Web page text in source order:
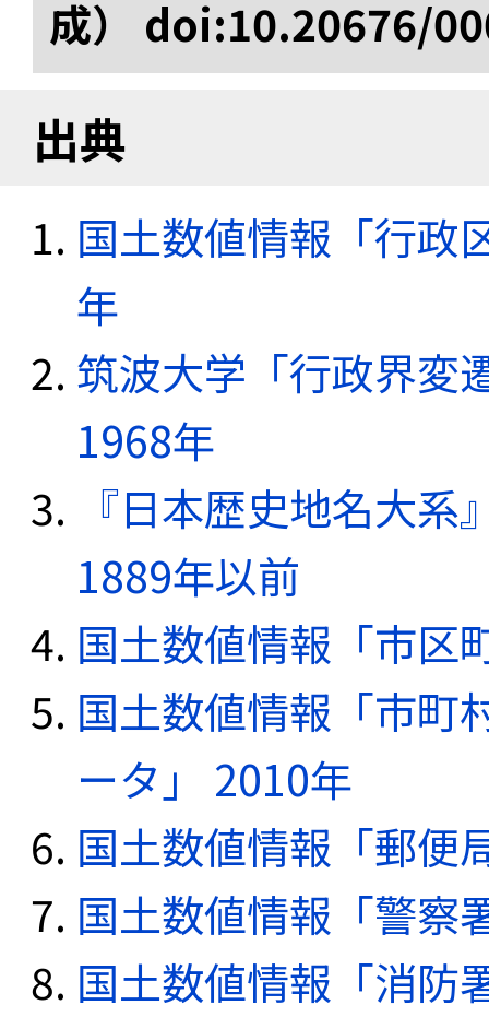
成） doi:10.20676/
出典
国土数値情報「行政
年
筑波大学「行政界変
1968年
『日本歴史地名大
1889年以前
国土数値情報「市区
国土数値情報「市町
ータ」 2010年
国土数値情報「郵便
国土数値情報「警察
国土数値情報「消防